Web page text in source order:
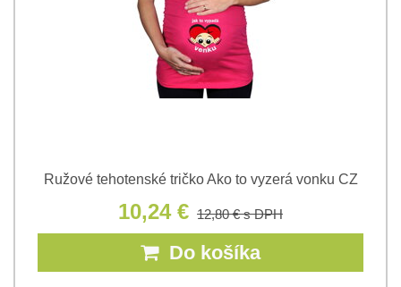
Ružové tehotenské tričko Ako to vyzerá vonku CZ
10,24 € 12,80 €s DPH
Do košíka